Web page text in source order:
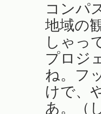
コンパ
地域の
しゃっ
プロジ
ね。フ
けで、
あ。（